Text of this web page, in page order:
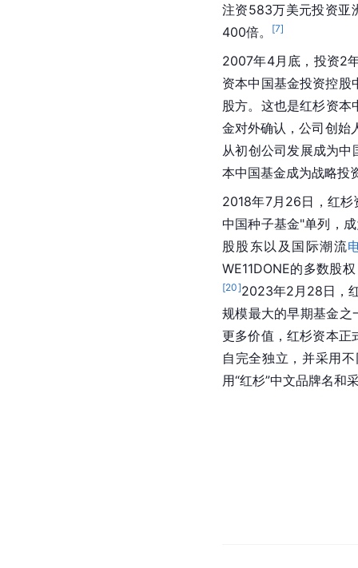
注资583万美元投资亚
400倍。
[7]
2007年4月底，投资2
资本中国基金投资控
股方。这也是红杉资
金对外确认，公司创始
从初创公司发展成为
本中国基金成为战略投
2018年7月26日，红
中国种子基金"单列，
股股东以及国际潮流
WE11DONE的多数股
[20]2023年2月28日，
规模最大的早期基金之
更多价值，红杉资本
自完全独立，并采用
用“红杉”中文品牌名和